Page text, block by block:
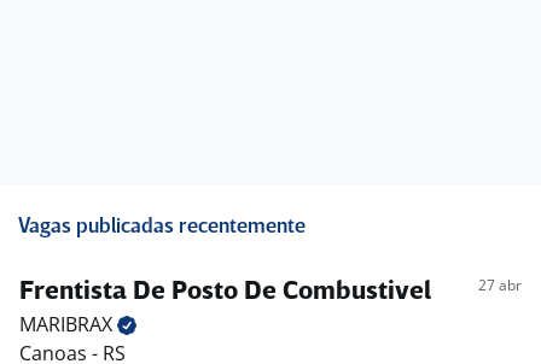
Vagas publicadas recentemente
Frentista De Posto De Combustivel 27 abr
MARIBRAX
Canoas - RS